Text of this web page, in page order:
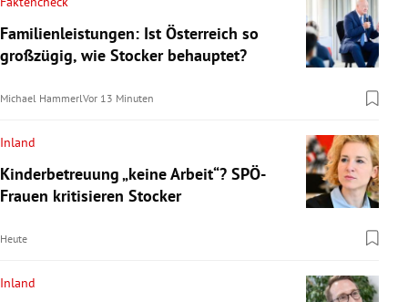
Familienleistungen: Ist Österreich so
großzügig, wie Stocker behauptet?
Michael HammerlVor 13 Minuten
Inland
Kinderbetreuung „keine Arbeit“? SPÖ-
Frauen kritisieren Stocker
Heute
Inland